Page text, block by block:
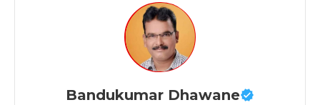
Bandukumar Dhawane